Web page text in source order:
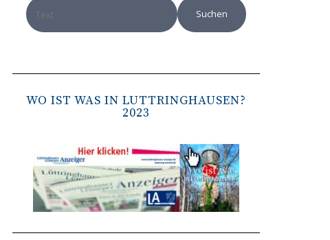
WO IST WAS IN LÜTTRINGHAUSEN?
2023